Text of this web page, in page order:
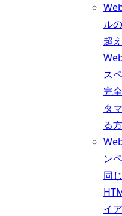
ル
超
ス
完
タ
る
ン
同
イ